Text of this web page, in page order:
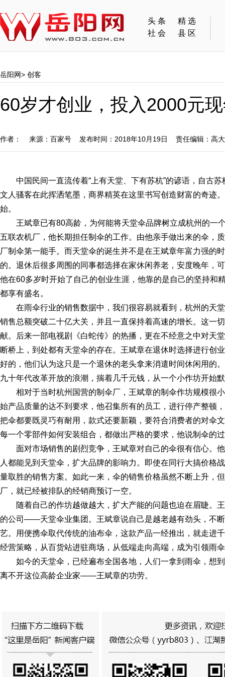
头条
精选
社会
县区
岳阳网> 创客
60岁才创业，投入2000元
作者： 来源：百家号 发布时间：2018年10月19日 责任编辑：高
中国民间一直流传着“上有天堂、下有苏杭”的谚语，自古
文人骚客在此挥洒笔墨，商界精英在这里书写创造财富的奇迹
始。
王斌章已有80高龄，为何能将天堂伞品牌树立成杭州的一
五联农机厂，他长期担任制伞的工作。由他亲手做出来的伞，
厂制伞第一能手。而天堂伞的诞生并不是在王斌章年富力强的
的。退休后很多周围的同事都选择在家休闲养老，安度晚年，
他在60多岁时开始了自己的创业生涯，他靠的是自己的坚持和
都享有盛名。
在雨伞行业的销售数据中，我们很容易就看到，杭州的天
销售总额突破二十亿大关，并且一直保持着高速的增长。这一
献。后来一部电视剧《白蛇传》的热播，更在不经意之中对天
断桥上，到处都有天堂伞的存在。王斌章在退休时选择进行创
好的，他们认为这只是一个退休的老头拿来消遣时间休闲用的
九十年代改革开放的浪潮，揣着几千元钱，从一个小作坊开始
相对于当时杭州国营的制伞厂，王斌章的制伞作坊规模很
始产品质量的达不到要求，他召集所有的员工，进行停产整顿
把伞都要既灵巧有耐用，款式还要新颖，要符合消费者的对伞
每一个零部件如何安装组合，都做出严格的要求，他说制伞的
面对市场销售的剧烈竞争，王斌章对自己的伞很有信心。
人都能见到天堂伞，扩大品牌的影响力。即使在同行大搞价格
量取胜的销售方案。如此一来，伞的销售价格虽然不断上升，
厂，就已经被排队的经销商预订一空。
随着自己的作坊越做越大，扩大产能的问题也迫在眉睫。
的公司——天堂伞业集团。王斌章说自己是越老越有劲头，不
艺。用便携伞取代传统的油布伞，这款产品一经推出，就走进
经营策略，从百货站进驻商场，从低端走向高端，成为引领雨
如今的天堂伞，已经遍布全国各地，人们一拿到雨伞，想
离不开这位高龄企业家——王斌章的功劳。